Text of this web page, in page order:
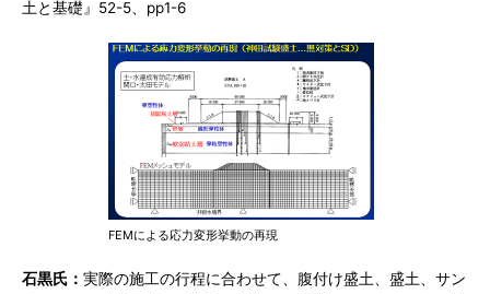
土と基礎』52-5、pp1-6
FEMによる応力変形挙動の再現
石黒氏： 実際の施工の行程に合わせて、腹付け盛土、盛土、サン